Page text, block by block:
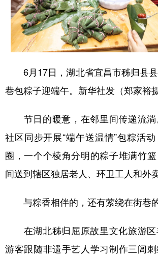
6月17日，湖北省宜昌市秭归县
巷包粽子迎端午。新华社发（郑家裕摄
节日的暖意，在邻里间传递流淌
社区同步开展“端午送温情”包粽活
圈，一个个棱角分明的粽子堆满竹
间送到辖区独居老人、环卫工人和外
与粽香相伴的，还有萦绕在街巷的
在湖北秭归屈原故里文化旅游区
游客跟随非遗手艺人学习制作三闾